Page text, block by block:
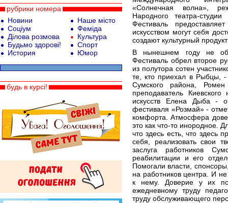
«Солнечная волна»,
Народного театра-
Фестиваль
искусством могут себя
создают культурный
В нынешнем году не
Фестиваль обрел второе
из полутора сотен
те, кто приехал в Рыбцы, -
Сумского района,
преподаватель Киевского
искусств Елена Дыба -
фестиваля «Розмай» -
комфорта. Атмосфера
это как что-то инородное.
что здесь есть, что здесь
себя, реализовать свои
заслуга работников
реабилитации и его
Помогали власти,
на работников центра. И
к нему. Доверие у их
ежедневному труду
труду обслуживающего
рубрики номера
Новини
Соціум
Ділова розмова
Будьмо здорові!
История
Наше місто
Феміда
Культура
Спорт
Юмор
будь в курсі!